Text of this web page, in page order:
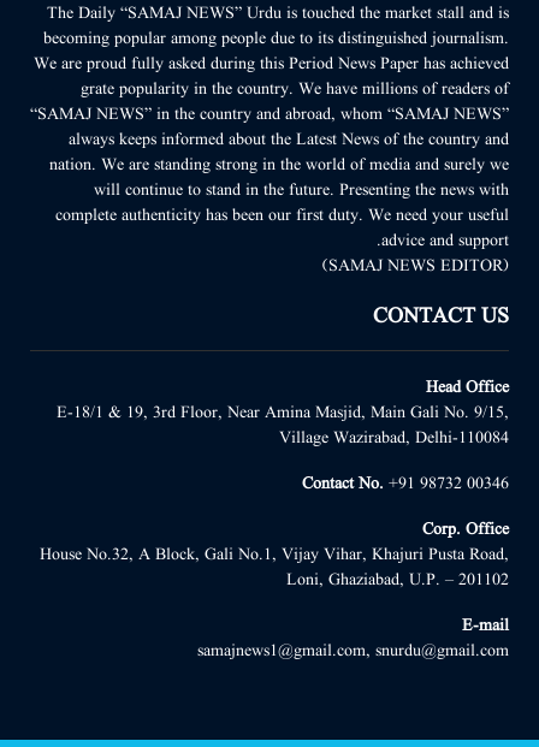
The Daily “SAMAJ NEWS” Urdu is touched the market stall and is
becoming popular among people due to its distinguished journalism.
We are proud fully asked during this Period News Paper has achieved
grate popularity in the country. We have millions of readers of
“SAMAJ NEWS” in the country and abroad, whom “SAMAJ NEWS”
always keeps informed about the Latest News of the country and
nation. We are standing strong in the world of media and surely we
will continue to stand in the future. Presenting the news with
complete authenticity has been our first duty. We need your useful
advice and support.
(SAMAJ NEWS EDITOR)
CONTACT US
Head Office
E-18/1 & 19, 3rd Floor, Near Amina Masjid, Main Gali No. 9/15,
Village Wazirabad, Delhi-110084
Contact No. +91 98732 00346
Corp. Office
House No.32, A Block, Gali No.1, Vijay Vihar, Khajuri Pusta Road,
Loni, Ghaziabad, U.P. – 201102
E-mail
samajnews1@gmail.com, snurdu@gmail.com